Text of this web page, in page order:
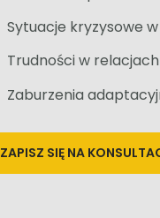
Sytuacje kryzysowe
Trudności w relacjach
Zaburzenia
ZAPISZ SIĘ NA